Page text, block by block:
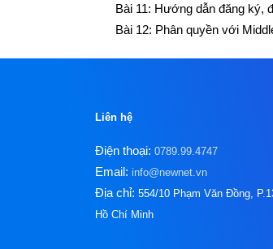
Bài 11: Hướng dẫn đăng ký,
Bài 12: Phân quyền với
Liên hệ
Điện thoại: 0789.99.4747
Email: info@newnet.vn
Địa chỉ: 554/10 Phạm Văn Đồng,
Hồ Chí Minh